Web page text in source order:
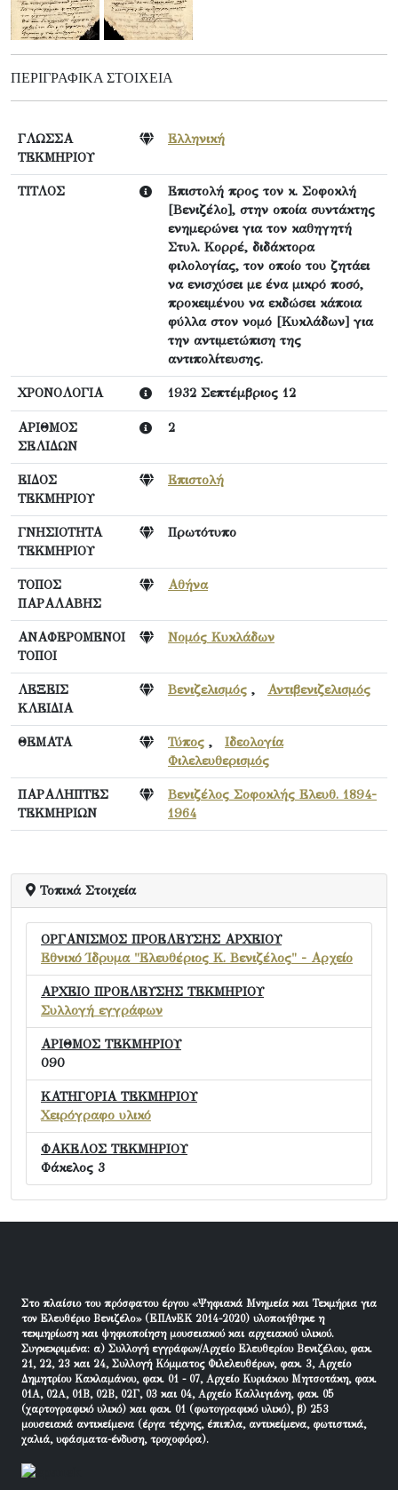
ΠΕΡΙΓΡΑΦΙΚΆ ΣΤΟΙΧΕΊΑ
ΓΛΩΣΣΑ
ΤΕΚΜΗΡΙΟΥ
Ελληνική
ΤΙΤΛΟΣ
Επιστολή προς τον κ. Σοφοκλή
[Βενιζέλο], στην οποία συντάκτης
ενημερώνει για τον καθηγητή
Στυλ. Κορρέ, διδάκτορα
φιλολογίας, τον οποίο του ζητάει
να ενισχύσει με ένα μικρό ποσό,
προκειμένου να εκδώσει κάποια
φύλλα στον νομό [Κυκλάδων] για
την αντιμετώπιση της
αντιπολίτευσης.
ΧΡΟΝΟΛΟΓΙΑ 1932 Σεπτέμβριος 12
ΑΡΙΘΜΟΣ
ΣΕΛΙΔΩΝ
2
ΕΙΔΟΣ
ΤΕΚΜΗΡΙΟΥ
Επιστολή
ΓΝΗΣΙΟΤΗΤΑ
ΤΕΚΜΗΡΙΟΥ
Πρωτότυπο
ΤΟΠΟΣ
ΠΑΡΑΛΑΒΗΣ
Αθήνα
ΑΝΑΦΕΡΟΜΕΝΟΙ
ΤΟΠΟΙ
Νομός Κυκλάδων
ΛΕΞΕΙΣ
ΚΛΕΙΔΙΑ
Βενιζελισμός , Αντιβενιζελισμός
ΘΕΜΑΤΑ Τύπος , Ιδεολογία
Φιλελευθερισμός
ΠΑΡΑΛΗΠΤΕΣ
ΤΕΚΜΗΡΙΩΝ
Βενιζέλος Σοφοκλής Ελευθ. 1894-
1964
Τοπικά Στοιχεία
ΟΡΓΑΝΙΣΜΟΣ ΠΡΟΕΛΕΥΣΗΣ ΑΡΧΕΙΟΥ
Εθνικό Ίδρυμα "Ελευθέριος Κ. Βενιζέλος" - Αρχείο
ΑΡΧΕΙΟ ΠΡΟΕΛΕΥΣΗΣ ΤΕΚΜΗΡΙΟΥ
Συλλογή εγγράφων
ΑΡΙΘΜΟΣ ΤΕΚΜΗΡΙΟΥ
090
ΚΑΤΗΓΟΡΙΑ ΤΕΚΜΗΡΙΟΥ
Χειρόγραφο υλικό
ΦΑΚΕΛΟΣ ΤΕΚΜΗΡΙΟΥ
Φάκελος 3
Στο πλαίσιο του πρόσφατου έργου «Ψηφιακά Μνημεία και Τεκμήρια για
τον Ελευθέριο Βενιζέλο» (ΕΠΑνΕΚ 2014-2020) υλοποιήθηκε η
τεκμηρίωση και ψηφιοποίηση μουσειακού και αρχειακού υλικού.
Συγκεκριμένα: α) Συλλογή εγγράφων/Αρχείο Ελευθερίου Βενιζέλου, φακ.
21, 22, 23 και 24, Συλλογή Κόμματος Φιλελευθέρων, φακ. 3, Αρχείο
Δημητρίου Κακλαμάνου, φακ. 01 - 07, Αρχείο Κυριάκου Μητσοτάκη, φακ.
01Α, 02Α, 01Β, 02Β, 02Γ, 03 και 04, Αρχείο Καλλιγιάνη, φακ. 05
(χαρτογραφικό υλικό) και φακ. 01 (φωτογραφικό υλικό), β) 253
μουσειακά αντικείμενα (έργα τέχνης, έπιπλα, αντικείμενα, φωτιστικά,
χαλιά, υφάσματα-ένδυση, τροχοφόρα).